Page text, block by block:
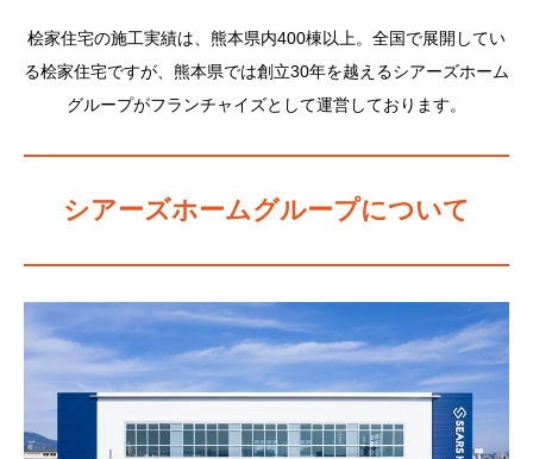
桧家住宅の施工実績は、熊本県内400棟以上。全国で展開してい
る桧家住宅ですが、熊本県では創立30年を越えるシアーズホーム
グループがフランチャイズとして運営しております。
シアーズホームグループについて